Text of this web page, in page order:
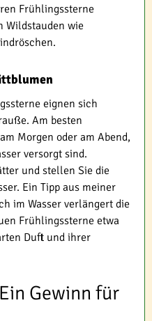
Frühlingssterne
Wildstauden wie
eignen sich
Am besten
Morgen oder am Abend,
versorgt sind.
und stellen Sie die
Ein Tipp aus meiner
im Wasser verlängert die
Frühlingssterne etwa
Duft und ihrer
Gewinn für